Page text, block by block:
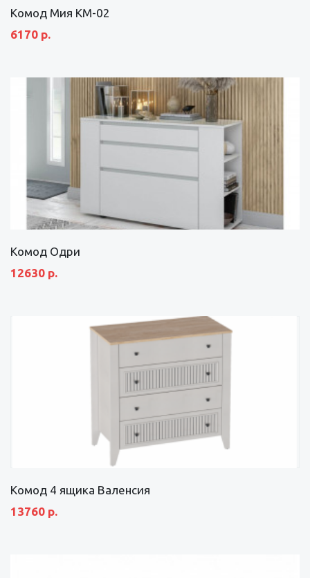
Комод Мия КМ-02
6170 р.
Комод Одри
12630 р.
Комод 4 ящика Валенсия
13760 р.